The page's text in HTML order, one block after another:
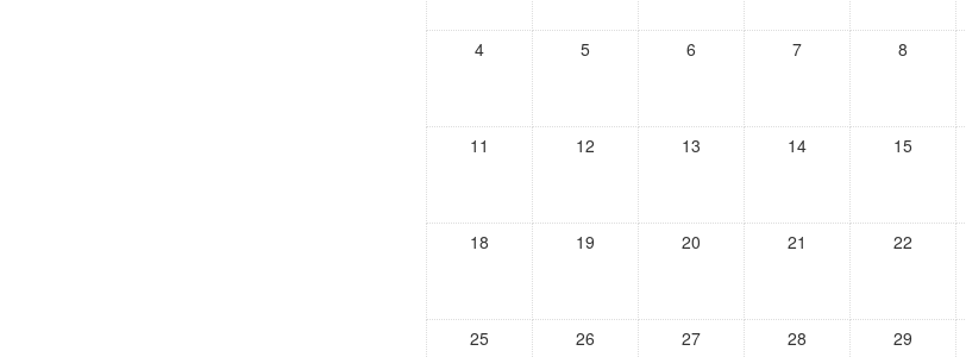
4 5 6 7 8
11 12 13 14 15
18 19 20 21 22
25 26 27 28 29